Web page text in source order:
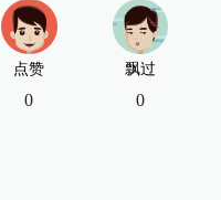
点赞
0
飘过
0